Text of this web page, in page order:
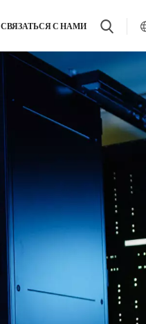
СВЯЗАТЬСЯ С НАМИ